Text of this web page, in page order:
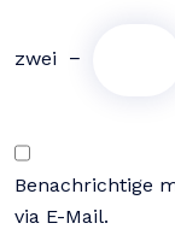
zwei −
Benachrichtige
via E-Mail.